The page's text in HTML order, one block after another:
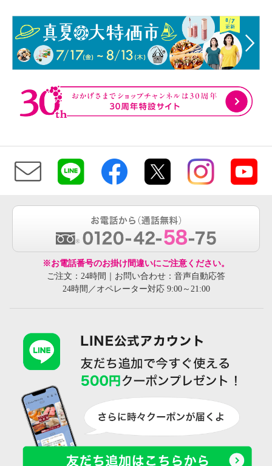
※お電話番号のお掛け間違いにご注意ください。
ご注文：24時間｜お問い合わせ：音声自動応答
24時間／オペレーター対応 9:00～21:00